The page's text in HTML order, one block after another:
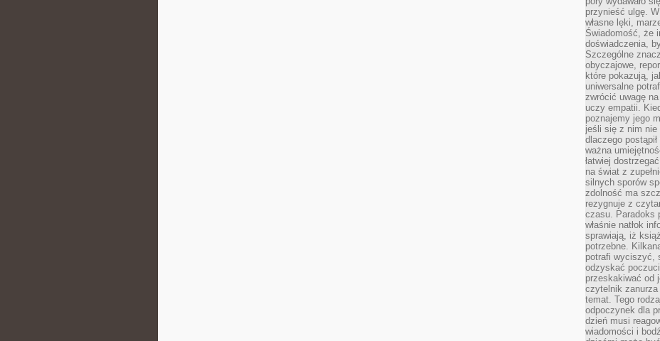
przynieść ulgę.
własne lęki,
Świadomość, że
doświadczenia,
Szczególne
obyczajowe,
które pokazują,
uniwersalne
zwrócić uwagę
uczy empatii.
poznajemy jego
jeśli się z nim nie
dlaczego
ważna
łatwiej
na świat z
silnych sporów
zdolność ma
rezygnuje z
czasu. Paradoks
właśnie natłok
sprawiają, iż
potrzebne.
potrafi wyciszyć,
odzyskać
przeskakiwać od
czytelnik
temat. Tego
odpoczynek dla
dzień musi
wiadomości i